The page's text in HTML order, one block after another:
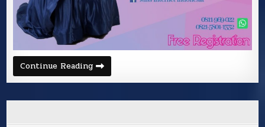
Continue Reading